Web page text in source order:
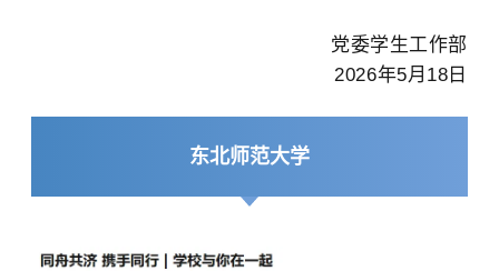
党委学生工作部
2026年5月18日
东北师范大学